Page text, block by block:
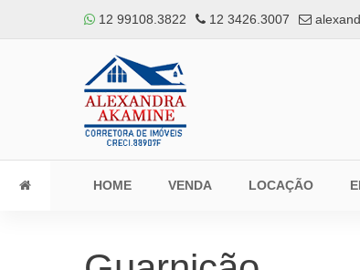
12 99108.3822 12 3426.3007
HOME VENDA LOCAÇÃO